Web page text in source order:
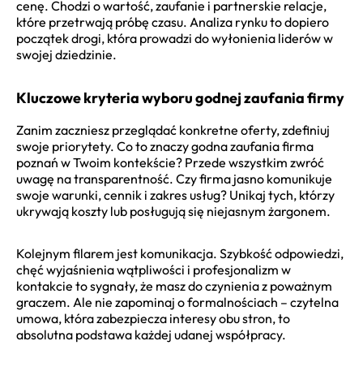
cenę. Chodzi o wartość, zaufanie i partnerskie relacje,
które przetrwają próbę czasu. Analiza rynku to dopiero
początek drogi, która prowadzi do wyłonienia liderów w
swojej dziedzinie.
Kluczowe kryteria wyboru godnej zaufania firmy
Zanim zaczniesz przeglądać konkretne oferty, zdefiniuj
swoje priorytety. Co to znaczy godna zaufania firma
poznań w Twoim kontekście? Przede wszystkim zwróć
uwagę na transparentność. Czy firma jasno komunikuje
swoje warunki, cennik i zakres usług? Unikaj tych, którzy
ukrywają koszty lub posługują się niejasnym żargonem.
Kolejnym filarem jest komunikacja. Szybkość odpowiedzi,
chęć wyjaśnienia wątpliwości i profesjonalizm w
kontakcie to sygnały, że masz do czynienia z poważnym
graczem. Ale nie zapominaj o formalnościach – czytelna
umowa, która zabezpiecza interesy obu stron, to
absolutna podstawa każdej udanej współpracy.